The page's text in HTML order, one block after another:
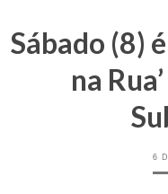
Sábado (8)
na
6